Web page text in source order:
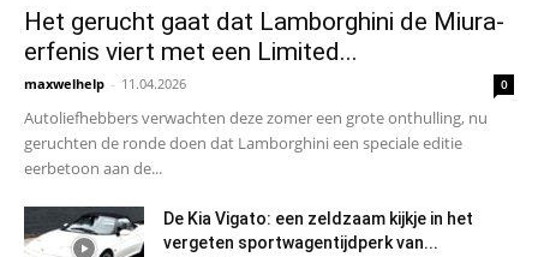
Het gerucht gaat dat Lamborghini de Miura-
erfenis viert met een Limited...
maxwelhelp - 11.04.2026 0
Autoliefhebbers verwachten deze zomer een grote onthulling, nu
geruchten de ronde doen dat Lamborghini een speciale editie
eerbetoon aan de...
De Kia Vigato: een zeldzaam kijkje in het
vergeten sportwagentijdperk van...